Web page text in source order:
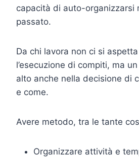
capacità di auto-organizzarsi
passato.
Da chi lavora non ci si
l’esecuzione di compiti, ma
alto anche nella decisione di
e come.
Avere metodo, tra le tante
Organizzare attività e